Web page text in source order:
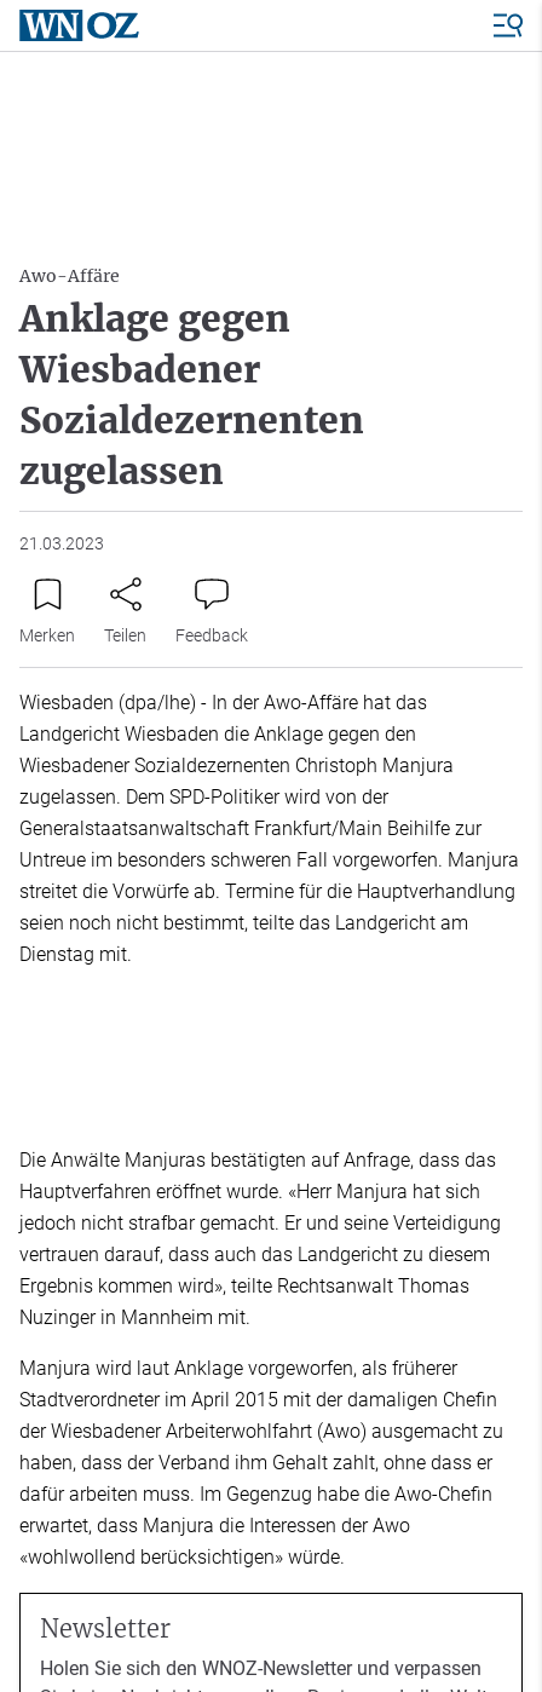
Awo-Affäre
Anklage gegen
Wiesbadener
Sozialdezernenten
zugelassen
21.03.2023
Merken Teilen Feedback
Wiesbaden (dpa/lhe) - In der Awo-Affäre hat das
Landgericht Wiesbaden die Anklage gegen den
Wiesbadener Sozialdezernenten Christoph Manjura
zugelassen. Dem SPD-Politiker wird von der
Generalstaatsanwaltschaft Frankfurt/Main Beihilfe zur
Untreue im besonders schweren Fall vorgeworfen. Manjura
streitet die Vorwürfe ab. Termine für die Hauptverhandlung
seien noch nicht bestimmt, teilte das Landgericht am
Dienstag mit.
Die Anwälte Manjuras bestätigten auf Anfrage, dass das
Hauptverfahren eröffnet wurde. «Herr Manjura hat sich
jedoch nicht strafbar gemacht. Er und seine Verteidigung
vertrauen darauf, dass auch das Landgericht zu diesem
Ergebnis kommen wird», teilte Rechtsanwalt Thomas
Nuzinger in Mannheim mit.
Manjura wird laut Anklage vorgeworfen, als früherer
Stadtverordneter im April 2015 mit der damaligen Chefin
der Wiesbadener Arbeiterwohlfahrt (Awo) ausgemacht zu
haben, dass der Verband ihm Gehalt zahlt, ohne dass er
dafür arbeiten muss. Im Gegenzug habe die Awo-Chefin
erwartet, dass Manjura die Interessen der Awo
«wohlwollend berücksichtigen» würde.
Newsletter
Holen Sie sich den WNOZ-Newsletter und verpassen